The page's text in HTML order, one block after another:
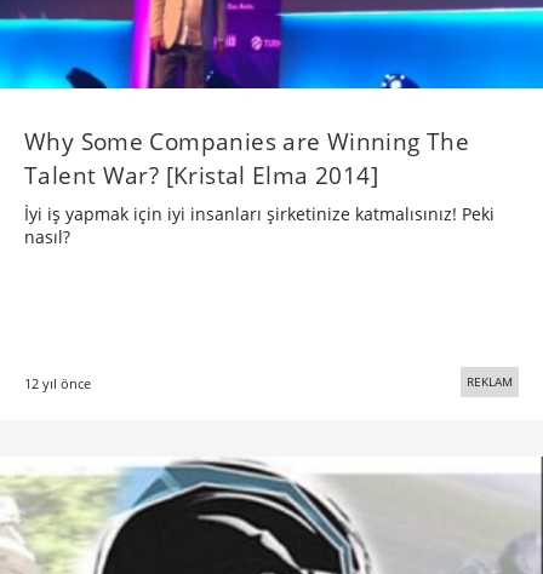
Why Some Companies are Winning The
Talent War? [Kristal Elma 2014]
İyi iş yapmak için iyi insanları şirketinize katmalısınız! Peki
nasıl?
12 yıl önce REKLAM